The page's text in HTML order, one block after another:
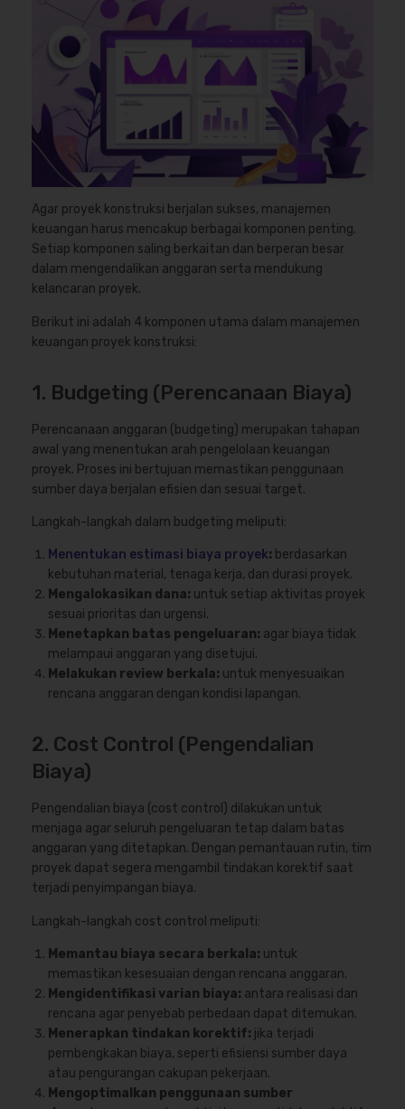
Agar proyek konstruksi berjalan sukses, manajemen
keuangan harus mencakup berbagai komponen penting.
Setiap komponen saling berkaitan dan berperan besar
dalam mengendalikan anggaran serta mendukung
kelancaran proyek.
Berikut ini adalah 4 komponen utama dalam manajemen
keuangan proyek konstruksi:
1. Budgeting (Perencanaan Biaya)
Perencanaan anggaran (budgeting) merupakan tahapan
awal yang menentukan arah pengelolaan keuangan
proyek. Proses ini bertujuan memastikan penggunaan
sumber daya berjalan efisien dan sesuai target.
Langkah-langkah dalam budgeting meliputi:
Menentukan estimasi biaya proyek: berdasarkan
kebutuhan material, tenaga kerja, dan durasi proyek.
Mengalokasikan dana: untuk setiap aktivitas proyek
sesuai prioritas dan urgensi.
Menetapkan batas pengeluaran: agar biaya tidak
melampaui anggaran yang disetujui.
Melakukan review berkala: untuk menyesuaikan
rencana anggaran dengan kondisi lapangan.
2. Cost Control (Pengendalian
Biaya)
Pengendalian biaya (cost control) dilakukan untuk
menjaga agar seluruh pengeluaran tetap dalam batas
anggaran yang ditetapkan. Dengan pemantauan rutin, tim
proyek dapat segera mengambil tindakan korektif saat
terjadi penyimpangan biaya.
Langkah-langkah cost control meliputi:
Memantau biaya secara berkala: untuk
memastikan kesesuaian dengan rencana anggaran.
Mengidentifikasi varian biaya: antara realisasi dan
rencana agar penyebab perbedaan dapat ditemukan.
Menerapkan tindakan korektif: jika terjadi
pembengkakan biaya, seperti efisiensi sumber daya
atau pengurangan cakupan pekerjaan.
Mengoptimalkan penggunaan sumber